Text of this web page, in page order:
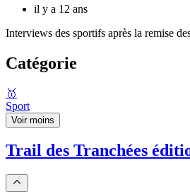
il y a 12 ans
Interviews des sportifs après la remise
Catégorie
🥇
Sport
Voir moins
Trail des Tranchées